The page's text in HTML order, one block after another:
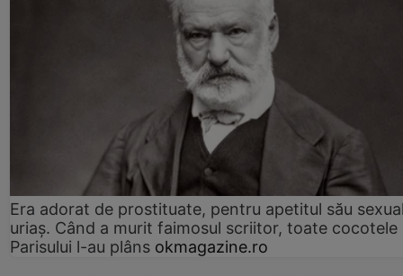
Era adorat de prostituate, pentru apetitul său
uriaș. Când a murit faimosul scriitor, toate cocotele
Parisului l-au plâns okmagazine.ro